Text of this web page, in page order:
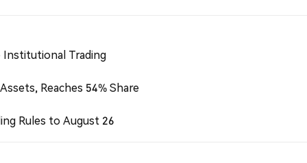
Institutional Trading
Reaches 54% Share
Rules to August 26